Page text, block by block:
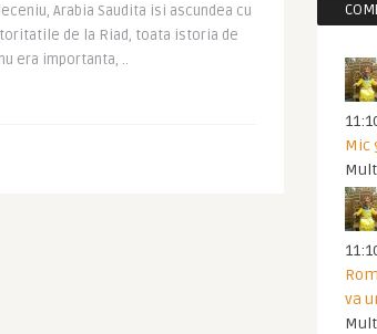
Arabia Saudita isi ascundea cu
de la Riad, toata istoria de
era importanta, ..
Mic
va